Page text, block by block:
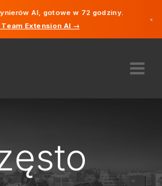
AI, gotowe w 72 godziny.
Team Extension AI →
×
Angielski